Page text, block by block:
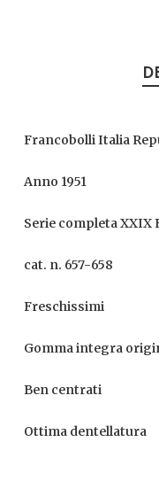
Francobolli Italia
Anno 1951
Serie completa XXIX
cat. n. 657-658
Freschissimi
Gomma integra
Ben centrati
Ottima dentellatura